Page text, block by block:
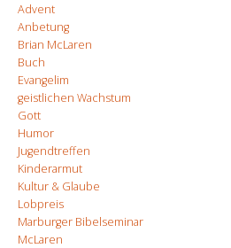
Advent
Anbetung
Brian McLaren
Buch
Evangelim
geistlichen Wachstum
Gott
Humor
Jugendtreffen
Kinderarmut
Kultur & Glaube
Lobpreis
Marburger Bibelseminar
McLaren